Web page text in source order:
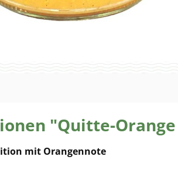
"Quitte-
mit Orangennote